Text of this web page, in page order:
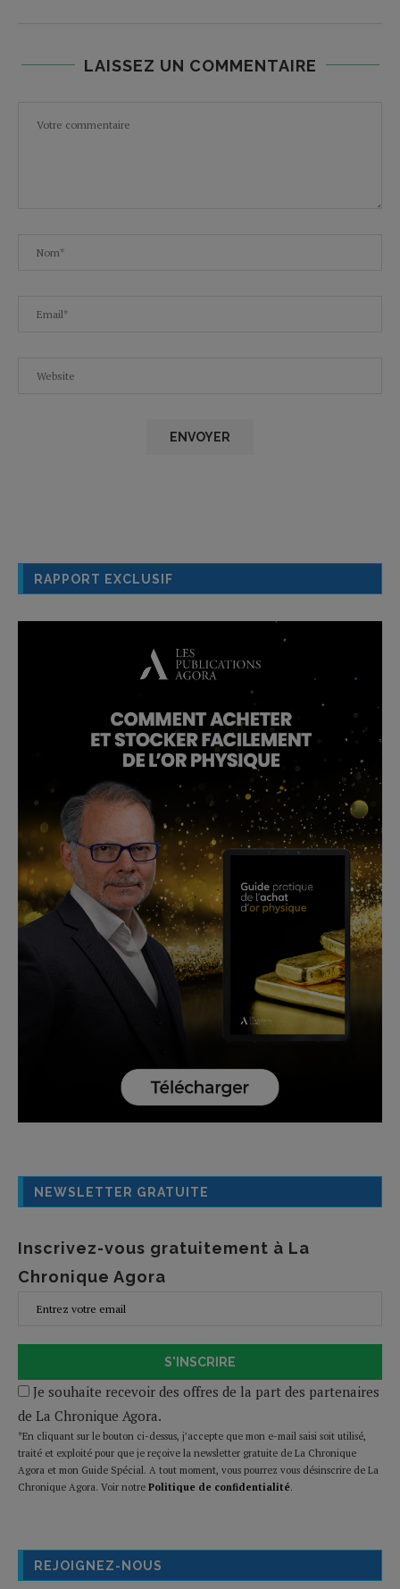
LAISSEZ UN COMMENTAIRE
RAPPORT EXCLUSIF
NEWSLETTER GRATUITE
Inscrivez-vous gratuitement à La
Chronique Agora
S'INSCRIRE
Je souhaite recevoir des offres de la part des partenaires
de La Chronique Agora.
*En cliquant sur le bouton ci-dessus, j’accepte que mon e-mail saisi soit utilisé,
traité et exploité pour que je reçoive la newsletter gratuite de La Chronique
Agora et mon Guide Spécial. A tout moment, vous pourrez vous désinscrire de La
Chronique Agora. Voir notre Politique de confidentialité.
REJOIGNEZ-NOUS